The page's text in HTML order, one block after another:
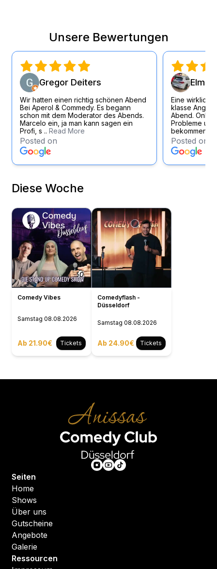
Unsere Bewertungen
Gregor Deiters
Wir hatten einen richtig schönen Abend
Bei Aperol & Commedy. Es begann
schon mit dem Moderator des Abends.
Marcelo ein, ja man kann sagen ein
Profi, s .. Read More
Posted on
Elmar
Eine wirklich
klasse
Abend.
Probleme
bekommen
Posted on
Diese Woche
Comedy Vibes
Samstag 08.08.2026
Ab 21.90€ Tickets
Comedyflash -
Düsseldorf
Samstag 08.08.2026
Ab 24.90€ Tickets
Seiten
Home
Shows
Über uns
Gutscheine
Angebote
Galerie
Ressourcen